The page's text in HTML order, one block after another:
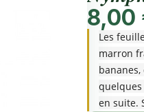
8,00
Les
marron
en suite.